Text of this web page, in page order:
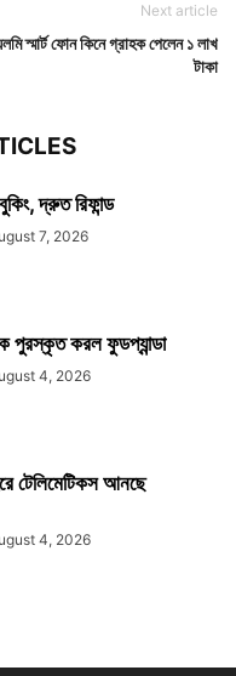
Next article
স্মার্ট ফোন কিনে গ্রাহক পেলেন ১ লাখ
টাকা
দ্রুত রিফান্ড
7, 2026
পুরস্কৃত করল ফুডপ্যান্ডা
4, 2026
টেলিমেটিকস আনছে
4, 2026